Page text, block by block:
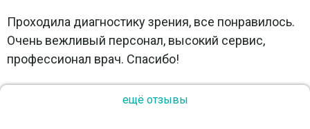
Проходила диагностику зрения, все понравилось.
Очень вежливый персонал, высокий сервис,
профессионал врач. Спасибо!
ещё отзывы